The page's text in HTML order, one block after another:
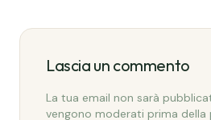
Lascia un commento
La tua email non sarà
vengono moderati prima della